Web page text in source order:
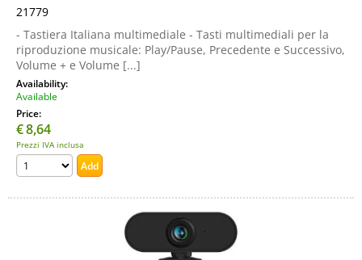
21779
- Tastiera Italiana multimediale - Tasti multimediali per la
riproduzione musicale: Play/Pause, Precedente e Successivo,
Volume + e Volume [...]
Availability:
Available
Price:
€8,64
Prezzi IVA inclusa